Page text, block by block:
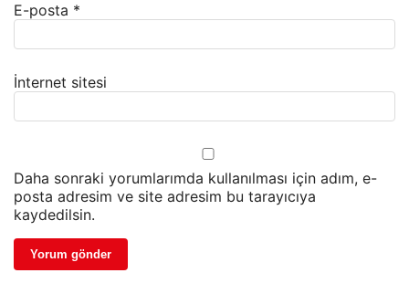
E-posta *
İnternet sitesi
Daha sonraki yorumlarımda kullanılması için adım, e-
posta adresim ve site adresim bu tarayıcıya
kaydedilsin.